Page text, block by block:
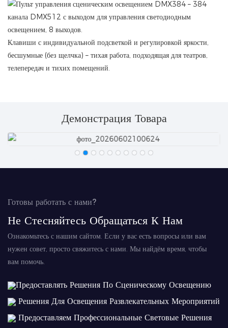
Клавиши с индивидуальной подсветкой и регулировкой яркости,
бесшумные (без щелчка) – тихая работа, подходящая для театров,
телепередач и тихих помещений.
Демонстрация Товара
Готовы работать с нами?
Не Стесняйтесь Обращаться К Нам
Ознакомьтесь с нашим сайтом. Если у вас есть вопросы или вам
нужен совет, просто свяжитесь с нами. Мы найдём время, чтобы
вам помочь.
Предоставлять Решения По Сценическому Освещению
Решения Для Освещения Развлекательных Мероприятий
Предоставляем Профессиональные Световые Решения